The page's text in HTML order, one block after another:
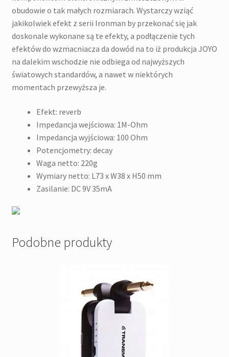
obudowie o tak małych rozmiarach. Wystarczy wziąć
jakikolwiek efekt z serii Ironman by przekonać się jak
doskonale wykonane są te efekty, a podłączenie tych
efektów do wzmacniacza da dowód na to iż produkcja JOYO
na dalekim wschodzie nie odbiega od najwyższych
światowych standardów, a nawet w niektórych
momentach przewyższa je.
Efekt: reverb
Impedancja wejściowa: 1M-Ohm
Impedancja wyjściowa: 100 Ohm
Potencjometry: decay
Waga netto: 220g
Wymiary netto: L73 x W38 x H50 mm
Zasilanie: DC 9V 35mA
Podobne produkty